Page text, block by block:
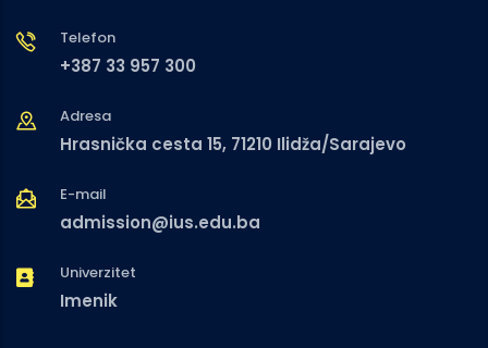
Telefon
+387 33 957 300
Adresa
Hrasnička cesta 15, 71210 Ilidža/Sarajevo
E-mail
admission@ius.edu.ba
Univerzitet
Imenik